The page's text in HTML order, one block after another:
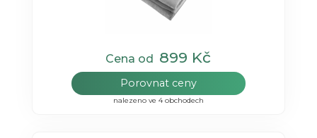
Cena od 899 Kč
Porovnat ceny
nalezeno ve 4 obchodech